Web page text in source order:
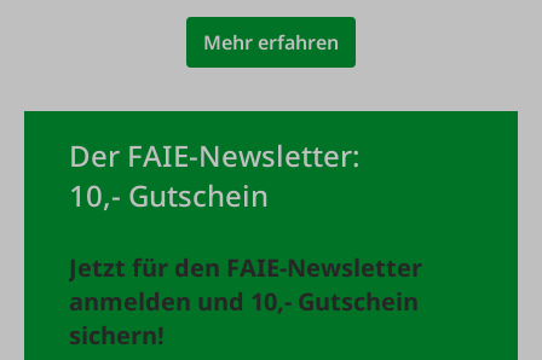
Mehr erfahren
Der FAIE-Newsletter:
10,- Gutschein
Jetzt für den FAIE-Newsletter
anmelden und 10,- Gutschein
sichern!